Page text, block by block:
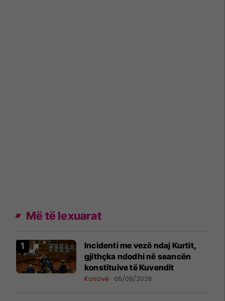
Më të lexuarat
Incidenti me vezë ndaj Kurtit,
gjithçka ndodhi në seancën
konstituive të Kuvendit
Kosovë 06/08/2026